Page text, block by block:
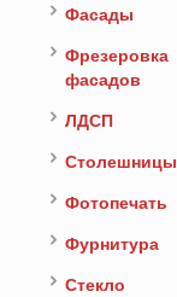
Фасады
Фрезеровка
фасадов
ЛДСП
Столешницы
Фотопечать
Фурнитура
Стекло